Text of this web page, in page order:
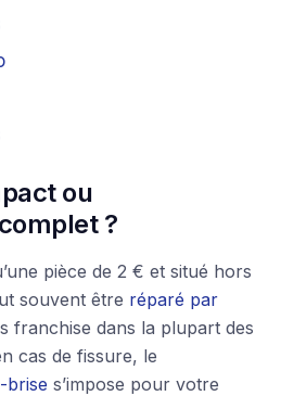
ou
?
pièce de 2 € et situé hors
souvent être réparé par
franchise dans la plupart des
cas de fissure, le
brise s’impose pour votre